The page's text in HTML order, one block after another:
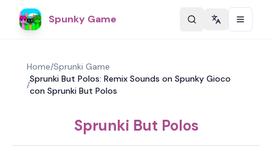
Spunky Game Change
Home/Sprunki Game
/
Sprunki But Polos: Remix Sounds on Spunky Gioco
con Sprunki But Polos
Sprunki But Polos